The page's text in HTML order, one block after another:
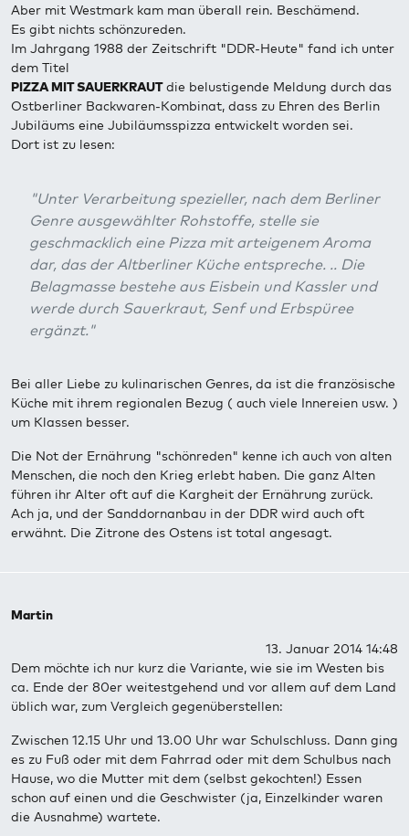
Aber mit Westmark kam man überall rein. Beschämend.
Es gibt nichts schönzureden.
Im Jahrgang 1988 der Zeitschrift "DDR-Heute" fand ich unter
dem Titel
PIZZA MIT SAUERKRAUTdie belustigende Meldung durch das
Ostberliner Backwaren-Kombinat, dass zu Ehren des Berlin
Jubiläums eine Jubiläumsspizza entwickelt worden sei.
Dort ist zu lesen:
"Unter Verarbeitung spezieller, nach dem Berliner
Genre ausgewählter Rohstoffe, stelle sie
geschmacklich eine Pizza mit arteigenem Aroma
dar, das der Altberliner Küche entspreche. .. Die
Belagmasse bestehe aus Eisbein und Kassler und
werde durch Sauerkraut, Senf und Erbspüree
ergänzt."
Bei aller Liebe zu kulinarischen Genres, da ist die französische
Küche mit ihrem regionalen Bezug ( auch viele Innereien usw. )
um Klassen besser.
Die Not der Ernährung "schönreden" kenne ich auch von alten
Menschen, die noch den Krieg erlebt haben. Die ganz Alten
führen ihr Alter oft auf die Kargheit der Ernährung zurück.
Ach ja, und der Sanddornanbau in der DDR wird auch oft
erwähnt. Die Zitrone des Ostens ist total angesagt.
Martin
13. Januar 2014 14:48
Dem möchte ich nur kurz die Variante, wie sie im Westen bis
ca. Ende der 80er weitestgehend und vor allem auf dem Land
üblich war, zum Vergleich gegenüberstellen:
Zwischen 12.15 Uhr und 13.00 Uhr war Schulschluss. Dann ging
es zu Fuß oder mit dem Fahrrad oder mit dem Schulbus nach
Hause, wo die Mutter mit dem (selbst gekochten!) Essen
schon auf einen und die Geschwister (ja, Einzelkinder waren
die Ausnahme) wartete.